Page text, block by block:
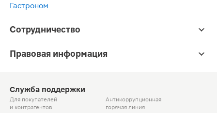
Гастроном
Сотрудничество
Правовая информация
Служба поддержки
Для покупателей
и контрагентов
Антикоррупционная
горячая линия